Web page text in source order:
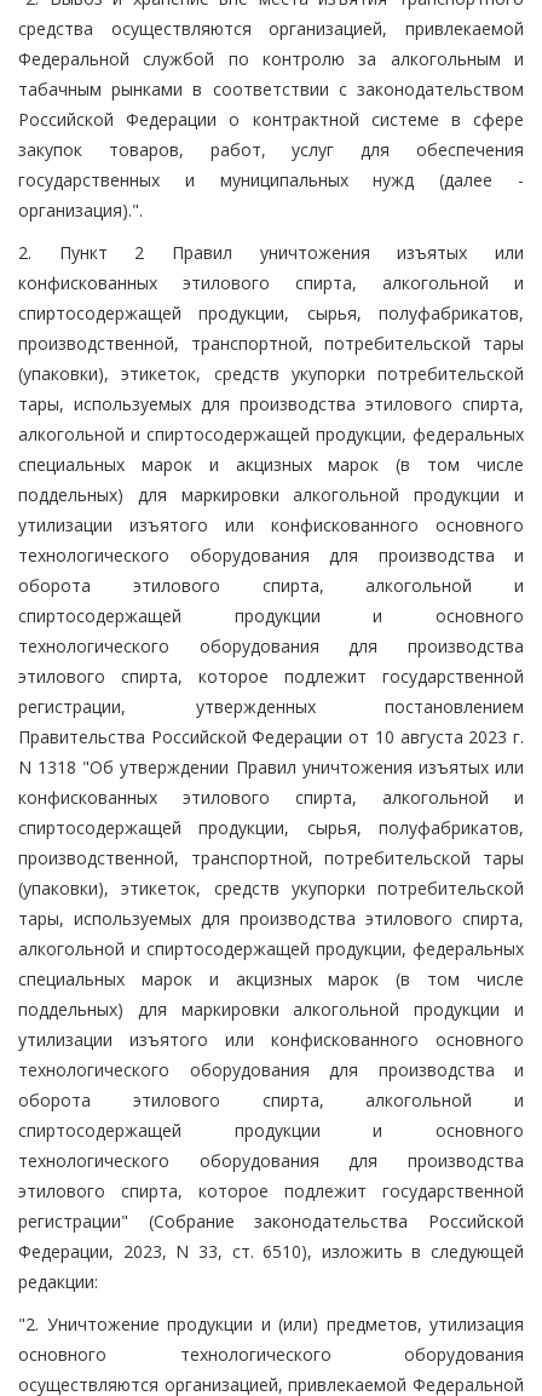
средства осуществляются организацией, привлекаемой
Федеральной службой по контролю за алкогольным и
табачным рынками в соответствии с законодательством
Российской Федерации о контрактной системе в сфере
закупок товаров, работ, услуг для обеспечения
государственных и муниципальных нужд (далее -
организация).".
2. Пункт 2 Правил уничтожения изъятых или
конфискованных этилового спирта, алкогольной и
спиртосодержащей продукции, сырья, полуфабрикатов,
производственной, транспортной, потребительской тары
(упаковки), этикеток, средств укупорки потребительской
тары, используемых для производства этилового спирта,
алкогольной и спиртосодержащей продукции, федеральных
специальных марок и акцизных марок (в том числе
поддельных) для маркировки алкогольной продукции и
утилизации изъятого или конфискованного основного
технологического оборудования для производства и
оборота этилового спирта, алкогольной и
спиртосодержащей продукции и основного
технологического оборудования для производства
этилового спирта, которое подлежит государственной
регистрации, утвержденных постановлением
Правительства Российской Федерации от 10 августа 2023 г.
N 1318 "Об утверждении Правил уничтожения изъятых или
конфискованных этилового спирта, алкогольной и
спиртосодержащей продукции, сырья, полуфабрикатов,
производственной, транспортной, потребительской тары
(упаковки), этикеток, средств укупорки потребительской
тары, используемых для производства этилового спирта,
алкогольной и спиртосодержащей продукции, федеральных
специальных марок и акцизных марок (в том числе
поддельных) для маркировки алкогольной продукции и
утилизации изъятого или конфискованного основного
технологического оборудования для производства и
оборота этилового спирта, алкогольной и
спиртосодержащей продукции и основного
технологического оборудования для производства
этилового спирта, которое подлежит государственной
регистрации" (Собрание законодательства Российской
Федерации, 2023, N 33, ст. 6510), изложить в следующей
редакции:
"2. Уничтожение продукции и (или) предметов, утилизация
основного технологического оборудования
осуществляются организацией, привлекаемой Федеральной